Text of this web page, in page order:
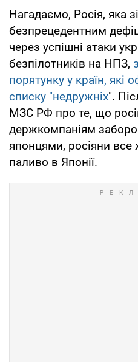
Нагадаємо, Росія, яка
безпрецедентним
через успішні атаки
безпілотників на НПЗ,
порятунку у країн, які
списку "недружніх".
МЗС РФ про те, що
держкомпаніям
японцями, росіяни
паливо в Японії.